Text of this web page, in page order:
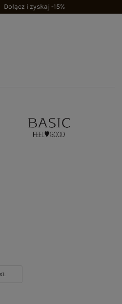
Dołącz i zyskaj -15%
XL